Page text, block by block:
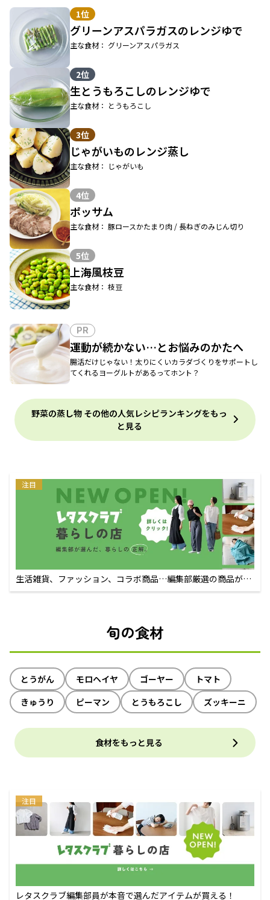
1位
グリーンアスパラガスのレンジゆで
主な食材： グリーンアスパラガス
2位
生とうもろこしのレンジゆで
主な食材： とうもろこし
3位
じゃがいものレンジ蒸し
主な食材： じゃがいも
4位
ポッサム
主な食材： 豚ロースかたまり肉 / 長ねぎのみじん切り
5位
上海風枝豆
主な食材： 枝豆
PR
運動が続かない…とお悩みのかたへ
腸活だけじゃない！太りにくいカラダづくりをサポートし
てくれるヨーグルトがあるってホント？
野菜の蒸し物 その他の人気レシピランキングをもっ
と見る
注目
生活雑貨、ファッション、コラボ商品…編集部厳選の商品が買
えるECサイト
旬の食材
とうがん モロヘイヤ ゴーヤー
トマト
きゅうり
ピーマン とうもろこし ズッキーニ
食材をもっと見る
注目
レタスクラブ編集部員が本音で選んだアイテムが買える！